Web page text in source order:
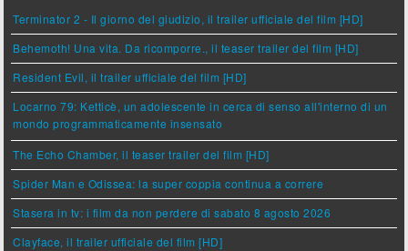
Terminator 2 - Il giorno del giudizio, il trailer ufficiale del film [HD]
Behemoth! Una vita. Da ricomporre., il teaser trailer del film [HD]
Resident Evil, il trailer ufficiale del film [HD]
Locarno 79: Ketticè, un adolescente in cerca di senso all'interno di un
mondo programmaticamente insensato
The Echo Chamber, il teaser trailer del film [HD]
Spider Man e Odissea: la super coppia continua a correre
Stasera in tv: i film da non perdere di sabato 8 agosto 2026
Clayface, il trailer ufficiale del film [HD]